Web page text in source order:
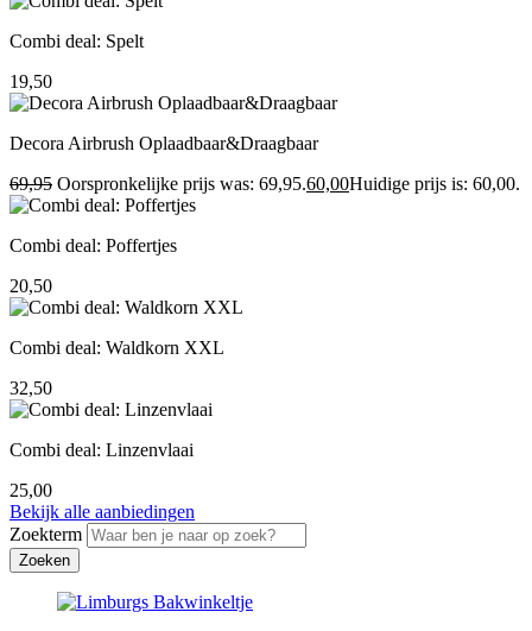
Combi deal: Spelt
19,50
Decora Airbrush Oplaadbaar&Draagbaar
69,95 Oorspronkelijke prijs was: 69,95.60,00Huidige prijs is: 60,00.
Combi deal: Poffertjes
20,50
Combi deal: Waldkorn XXL
32,50
Combi deal: Linzenvlaai
25,00
Bekijk alle aanbiedingen
Zoekterm